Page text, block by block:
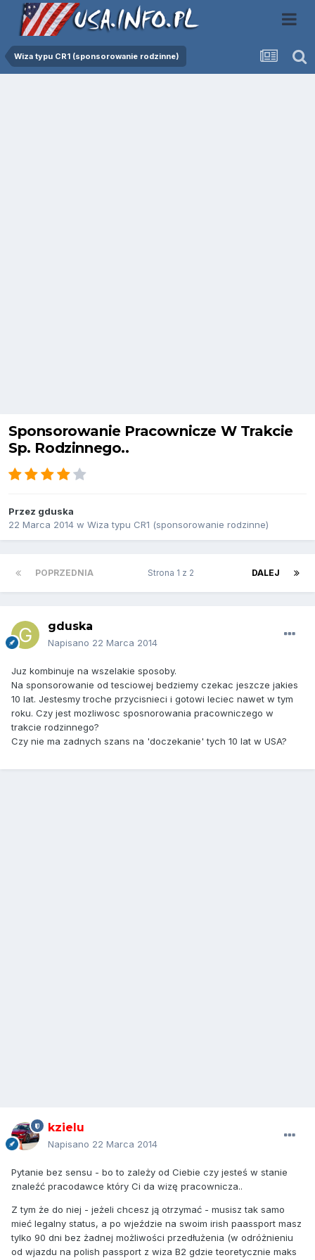
Wiza typu CR1 (sponsorowanie rodzinne)
Sponsorowanie Pracownicze W Trakcie
Sp. Rodzinnego..
Przez gduska
22 Marca 2014 w Wiza typu CR1 (sponsorowanie rodzinne)
POPRZEDNIA DALEJ
Strona 1 z 2
gduska
Napisano 22 Marca 2014
Juz kombinuje na wszelakie sposoby.
Na sponsorowanie od tesciowej bedziemy czekac jeszcze jakies
10 lat. Jestesmy troche przycisnieci i gotowi leciec nawet w tym
roku. Czy jest mozliwosc sposnorowania pracowniczego w
trakcie rodzinnego?
Czy nie ma zadnych szans na 'doczekanie' tych 10 lat w USA?
kzielu
Napisano 22 Marca 2014
Pytanie bez sensu - bo to zależy od Ciebie czy jesteś w stanie
znaleźć pracodawce który Ci da wizę pracownicza..
Z tym że do niej - jeżeli chcesz ją otrzymać - musisz tak samo
mieć legalny status, a po wjeździe na swoim irish paassport masz
tylko 90 dni bez żadnej możliwości przedłużenia (w odróżnieniu
od wjazdu na polish passport z wiza B2 gdzie teoretycznie maks